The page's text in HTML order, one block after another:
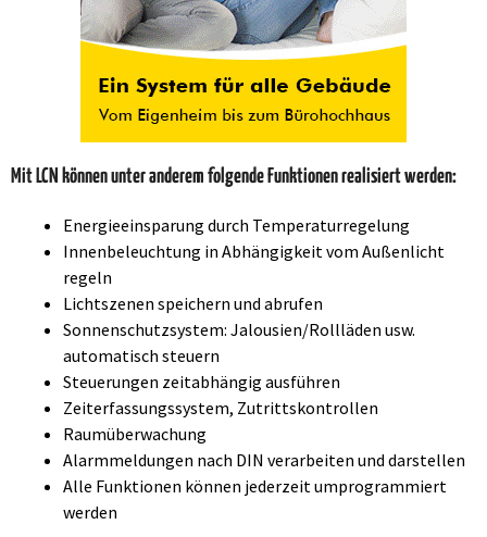
Mit LCN können unter anderem folgende Funktionen realisiert werden:
Energieeinsparung durch Temperaturregelung
Innenbeleuchtung in Abhängigkeit vom Außenlicht
regeln
Lichtszenen speichern und abrufen
Sonnenschutzsystem: Jalousien/Rollläden usw.
automatisch steuern
Steuerungen zeitabhängig ausführen
Zeiterfassungssystem, Zutrittskontrollen
Raumüberwachung
Alarmmeldungen nach DIN verarbeiten und darstellen
Alle Funktionen können jederzeit umprogrammiert
werden